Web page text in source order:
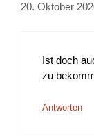
20. Oktober
Ist doch
zu
Antworten